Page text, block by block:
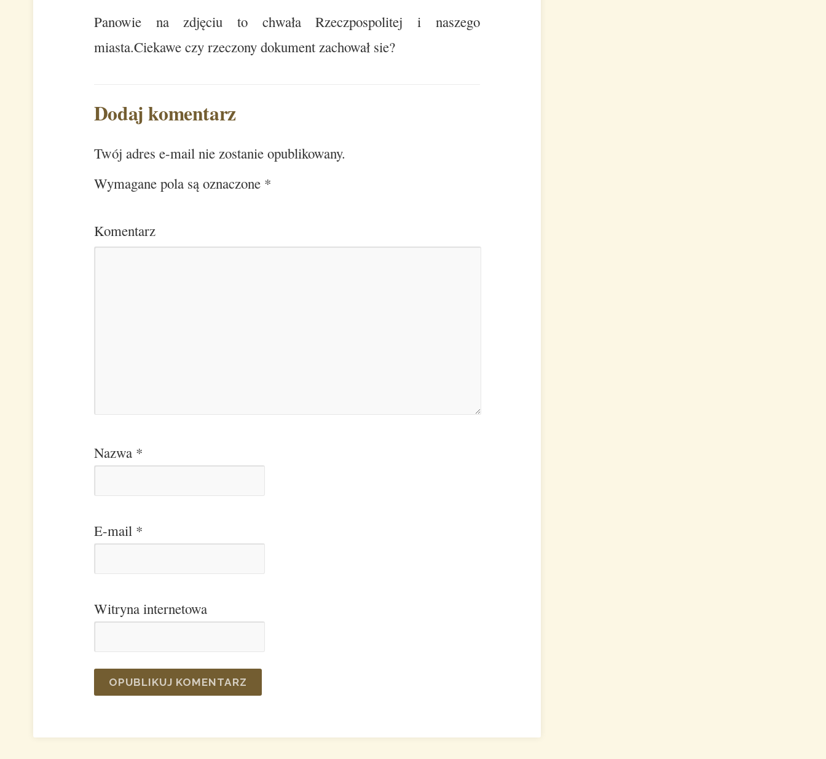
Panowie na zdjęciu to chwała Rzeczpospolitej i naszego
miasta.Ciekawe czy rzeczony dokument zachował sie?
Dodaj komentarz
Twój adres e-mail nie zostanie opublikowany.
Wymagane pola są oznaczone *
Komentarz
Nazwa *
E-mail *
Witryna internetowa